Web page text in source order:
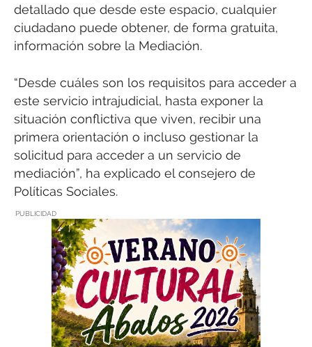
detallado que desde este espacio, cualquier
ciudadano puede obtener, de forma gratuita,
información sobre la Mediación.
“Desde cuáles son los requisitos para acceder a
este servicio intrajudicial, hasta exponer la
situación conflictiva que viven, recibir una
primera orientación o incluso gestionar la
solicitud para acceder a un servicio de
mediación”, ha explicado el consejero de
Políticas Sociales.
PUBLICIDAD